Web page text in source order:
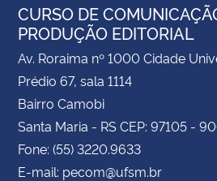
CURSO DE
PRODUÇÃO EDITORIAL
Av. Roraima nº 1000 Cidade
Prédio 67, sala 1114
Bairro Camobi
Santa Maria - RS CEP: 97105 -
Fone: (55) 3220.9633
E-mail: pecom@ufsm.br